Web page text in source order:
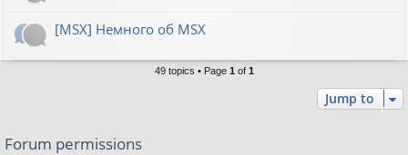
[MSX] Немного об MSX
49 topics • Page 1 of 1
Jump to
Forum permissions